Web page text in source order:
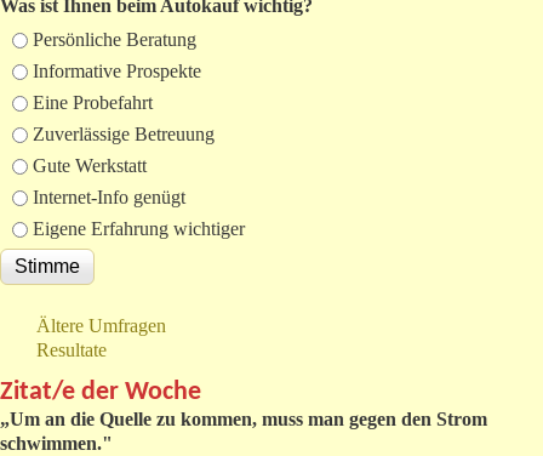
Was ist Ihnen beim Autokauf wichtig?
Auswahlmöglichkeiten
Persönliche Beratung
Informative Prospekte
Eine Probefahrt
Zuverlässige Betreuung
Gute Werkstatt
Internet-Info genügt
Eigene Erfahrung wichtiger
Ältere Umfragen
Resultate
Zitat/e der Woche
„Um an die Quelle zu kommen, muss man gegen den Strom
schwimmen."